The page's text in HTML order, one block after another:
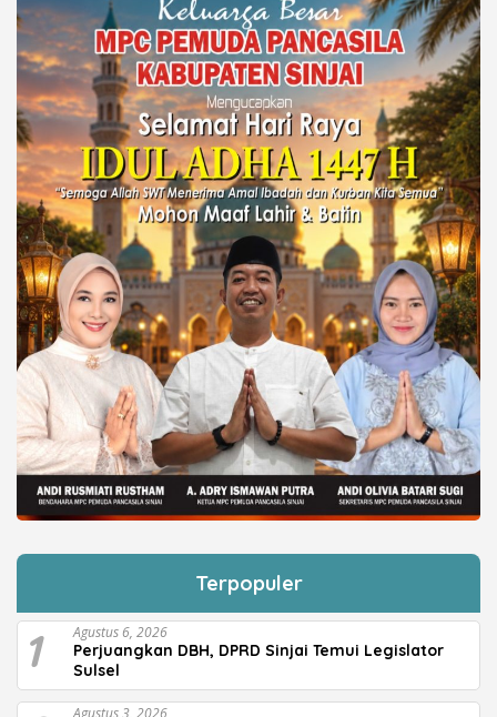
Terpopuler
1 Agustus 6, 2026
Perjuangkan DBH, DPRD Sinjai Temui Legislator
Sulsel
Agustus 3, 2026